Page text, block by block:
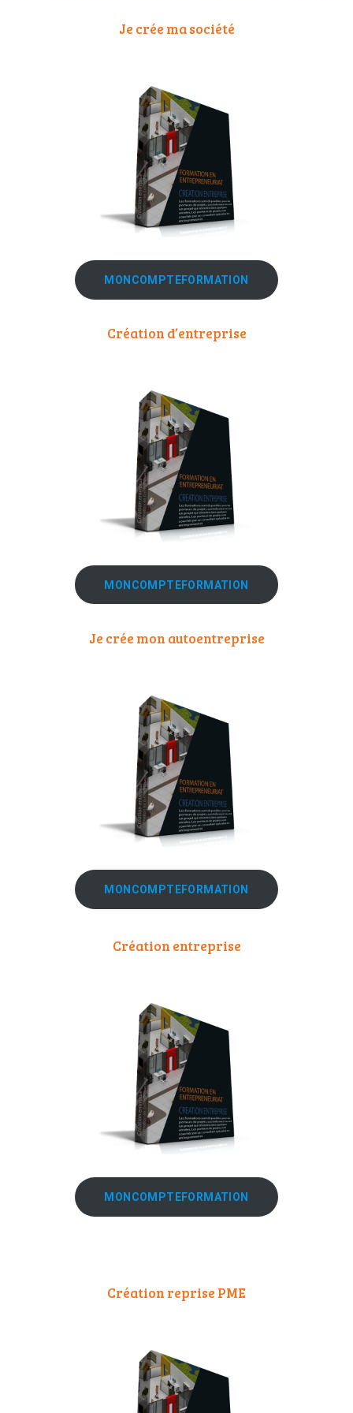
Je crée ma société
MONCOMPTEFORMATION
Création d’entreprise
MONCOMPTEFORMATION
Je crée mon autoentreprise
MONCOMPTEFORMATION
Création entreprise
MONCOMPTEFORMATION
Création reprise PME